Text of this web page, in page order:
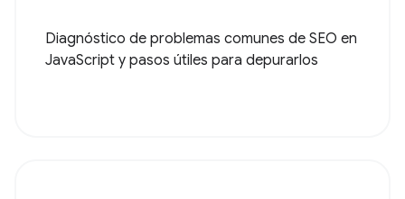
Diagnóstico de problemas comunes de SEO en
JavaScript y pasos útiles para depurarlos